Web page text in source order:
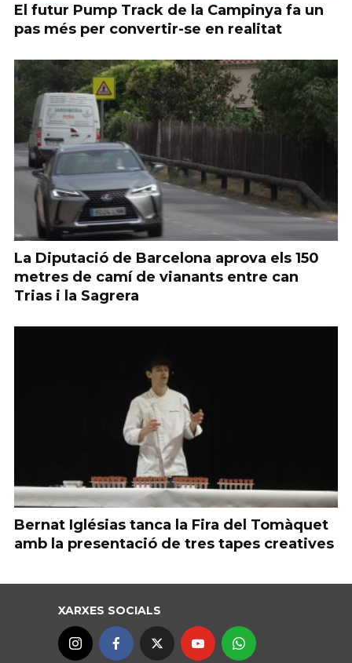
El futur Pump Track de la Campinya fa un
pas més per convertir-se en realitat
La Diputació de Barcelona aprova els 150
metres de camí de vianants entre can
Trias i la Sagrera
Bernat Iglésias tanca la Fira del Tomàquet
amb la presentació de tres tapes creatives
XARXES SOCIALS